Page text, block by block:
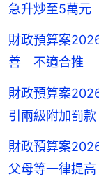
急升炒至5萬元
財政預算案
善 不適合推
財政預算案
引兩級附加罰款
財政預算案
父母等一律提高